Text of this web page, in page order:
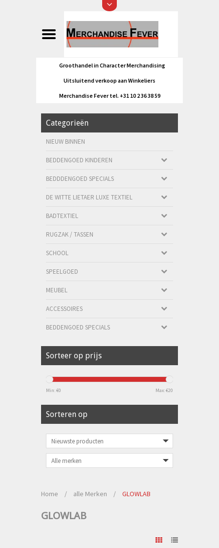
Groothandel in Character Merchandising
Uitsluitend verkoop aan Winkeliers
Merchandise Fever tel. +31 10 2 36 38 59
Categorieën
NIEUW BINNEN
BEDDENGOED KINDEREN
BEDDDENGOED SPECIALS
DE WITTE LIETAER LUXE TEXTIEL
BADTEXTIEL
RUGZAK / TASSEN
SCHOOL
SPEELGOED
MEUBEL
ACCESSOIRES
BEDDENGOED SPECIALS
Sorteer op prijs
Min: €0 Max: €20
Sorteren op
Home / alle Merken / GLOWLAB
GLOWLAB